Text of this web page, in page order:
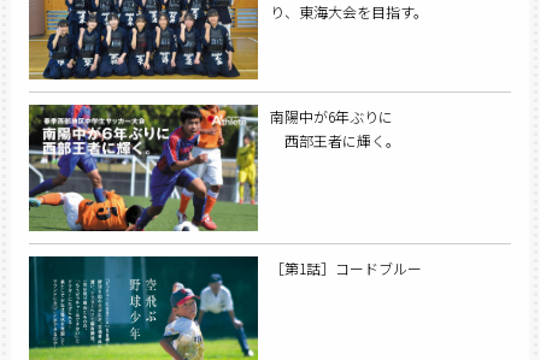
り、東海大会を目指す。
南陽中が6年ぶりに
西部王者に輝く。
［第1話］コードブルー